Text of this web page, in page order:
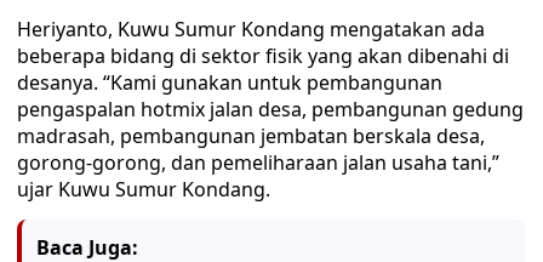
Heriyanto, Kuwu Sumur Kondang mengatakan ada
beberapa bidang di sektor fisik yang akan dibenahi di
desanya. “Kami gunakan untuk pembangunan
pengaspalan hotmix jalan desa, pembangunan gedung
madrasah, pembangunan jembatan berskala desa,
gorong-gorong, dan pemeliharaan jalan usaha tani,”
ujar Kuwu Sumur Kondang.
Baca Juga: